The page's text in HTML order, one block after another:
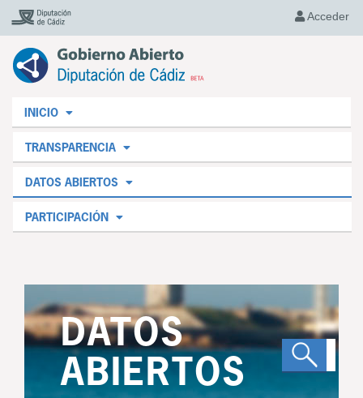
Acceder
INICIO
TRANSPARENCIA
DATOS ABIERTOS
PARTICIPACIÓN
DATOS
ABIERTOS